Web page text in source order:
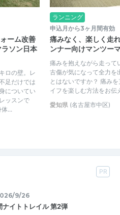
ーム改善
ソン日本
ロの壁。レ
足だけでは
についてい
ッスンで
...
ランニング
申込月から3ヶ月間有効
痛みなく、楽しく走
ンナー向けマンツー
痛みを抱えながら走って
古傷が気になって全力を
とはないですか？ 痛み
イフを楽しむ方法をお伝
愛知県 (名古屋市中区)
PR
9/26
ナイトトレイル 第2弾